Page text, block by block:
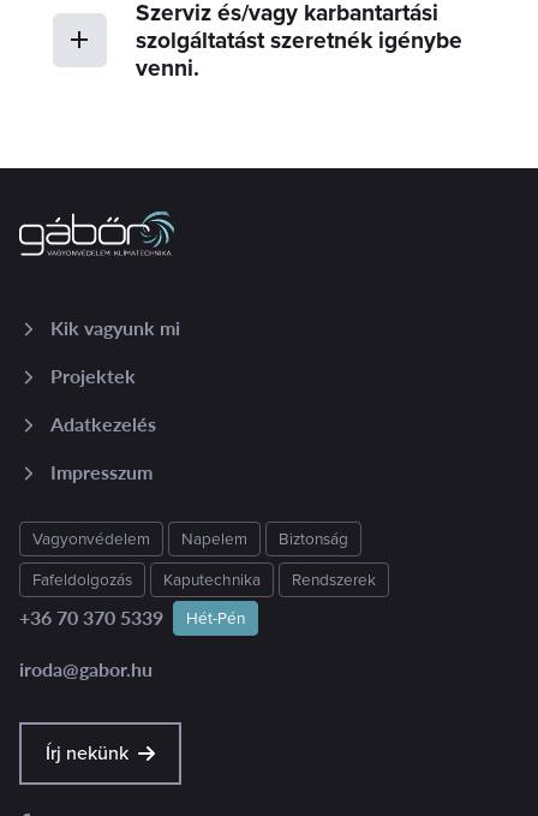
Szerviz és/vagy karbantartási
szolgáltatást szeretnék igénybe
venni.
Kik vagyunk mi
Projektek
Adatkezelés
Impresszum
Vagyonvédelem Napelem
Biztonság
Fafeldolgozás
Kaputechnika Rendszerek
+36 70 370 5339 Hét-Pén
iroda@gabor.hu
Írj nekünk